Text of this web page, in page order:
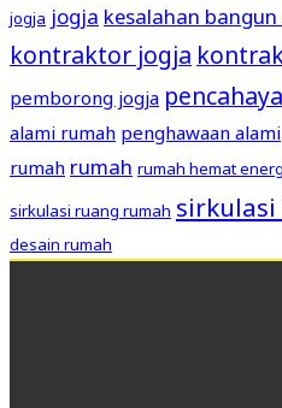
jogja jogja kesalahan
kontraktor jogja
pemborong jogja
alami rumah penghawaan alami
rumah rumah rumah hemat
sirkulasi ruang rumah sirkulasi
desain rumah